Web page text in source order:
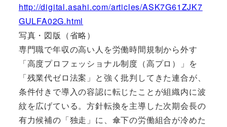
http://digital.asahi.com/articles/ASK7G61ZJK7
GULFA02G.html
写真・図版（省略）
専門職で年収の高い人を労働時間規制から外す
「高度プロフェッショナル制度（高プロ）」を
「残業代ゼロ法案」と強く批判してきた連合が、
条件付きで導入の容認に転じたことが組織内に波
紋を広げている。方針転換を主導した次期会長の
有力候補の「独走」に、傘下の労働組合が冷めた